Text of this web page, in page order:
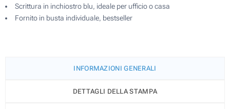
Scrittura in inchiostro blu, ideale per ufficio o casa
Fornito in busta individuale, bestseller
INFORMAZIONI GENERALI
DETTAGLI DELLA STAMPA